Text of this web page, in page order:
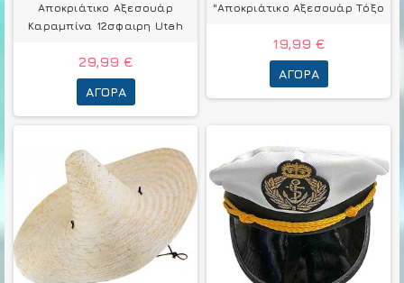
Αποκριάτικο Αξεσουάρ
Καραμπίνα 12σφαιρη Utah
29,99 €
ΑΓΟΡΆ
"Αποκριάτικο Αξεσουάρ Τόξο
19,99 €
ΑΓΟΡΆ